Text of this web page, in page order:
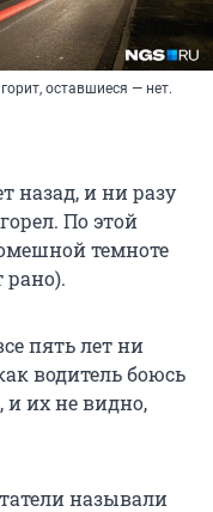
оставшиеся — нет.
назад, и ни разу
По этой
темноте
рано).
пять лет ни
водитель боюсь
и их не видно,
называли